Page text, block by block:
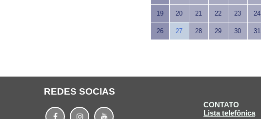
19 20 21 22 23 24
26 27 28 29 30 31
REDES SOCIAS
CONTATO
Lista telefônica